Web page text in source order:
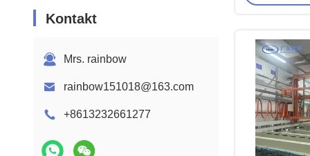
Kontakt
Mrs. rainbow
rainbow151018@163.com
+8613232661277